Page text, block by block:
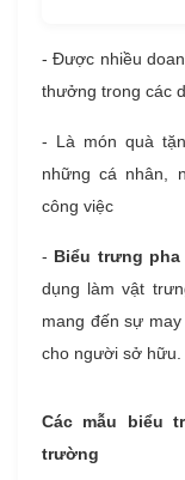
- Được nhiều
thưởng trong các
- Là món quà
những cá nhân,
công việc
- Biểu trưng pha
dụng làm vật
mang đến sự
cho người sở hữu.
Các mẫu biểu
trường